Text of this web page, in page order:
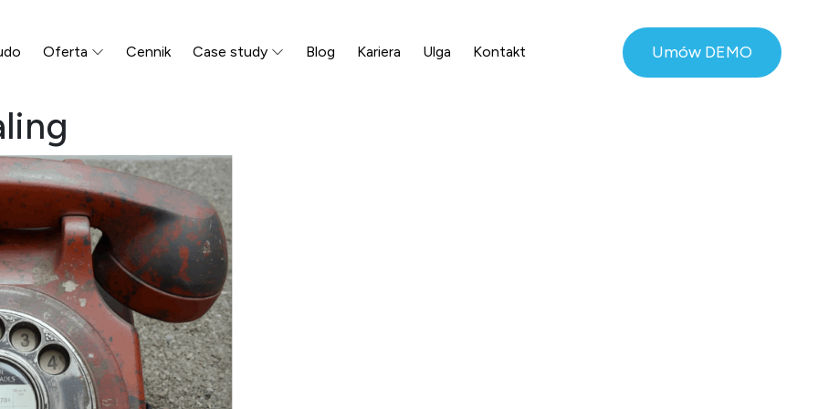
Oferta Cennik Case study Blog Kariera Ulga Kontakt Umów DEMO